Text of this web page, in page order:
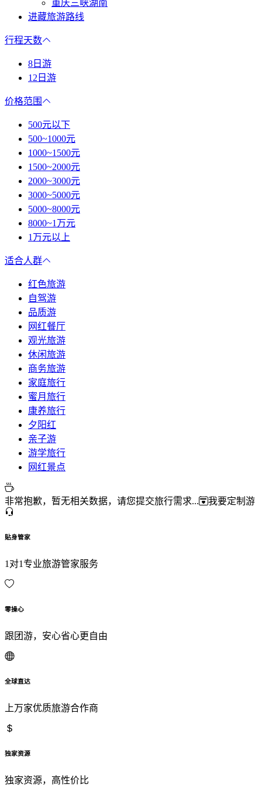
重庆三峡湖南
进藏旅游路线
行程天数
8日游
12日游
价格范围
500元以下
500~1000元
1000~1500元
1500~2000元
2000~3000元
3000~5000元
5000~8000元
8000~1万元
1万元以上
适合人群
红色旅游
自驾游
品质游
网红餐厅
观光旅游
休闲旅游
商务旅游
家庭旅行
蜜月旅行
康养旅行
夕阳红
亲子游
游学旅行
网红景点
非常抱歉，暂无相关数据，请您提交旅行需求... 我要定制游
贴身管家
1对1专业旅游管家服务
零操心
跟团游，安心省心更自由
全球直达
上万家优质旅游合作商
独家资源
独家资源，高性价比